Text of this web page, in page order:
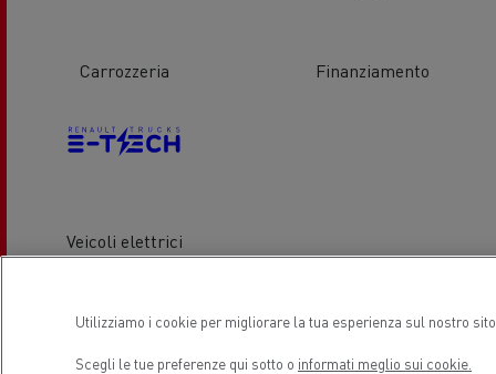
Carrozzeria Finanziamento
Veicoli elettrici
Posizione
Utilizziamo i cookie per migliorare la tua esperienza sul nostro
Scegli le tue preferenze qui sotto o informati meglio sui cookie.